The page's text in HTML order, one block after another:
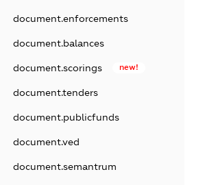
document.enforcements
document.balances
document.scorings new!
document.tenders
document.publicfunds
document.ved
document.semantrum